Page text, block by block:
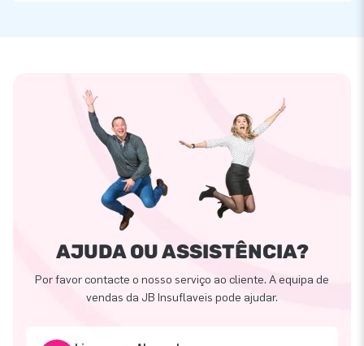
AJUDA OU ASSISTÊNCIA?
Por favor contacte o nosso serviço ao cliente. A equipa de
vendas da JB Insuflaveis pode ajudar.